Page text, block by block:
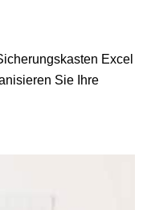
Excel
Sie Ihre